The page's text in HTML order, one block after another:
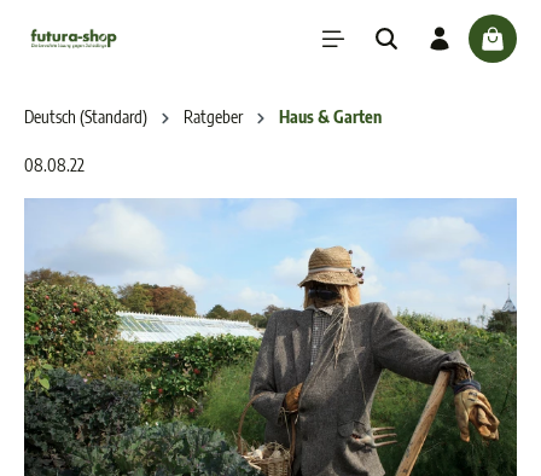
springen
Deutsch (Standard) Ratgeber Haus & Garten
08.08.22